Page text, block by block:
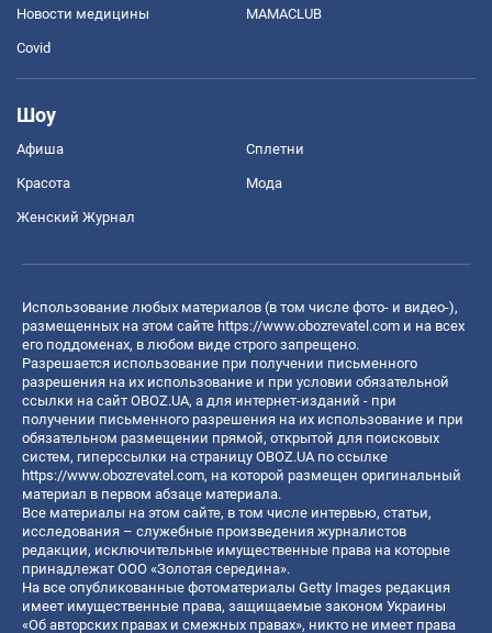
Новости медицины MAMACLUB
Covid
Шоу
Афиша Сплетни
Красота Мода
Женский Журнал
Использование любых материалов (в том числе фото- и видео-),
размещенных на этом сайте https://www.obozrevatel.com и на всех
его поддоменах, в любом виде строго запрещено.
Разрешается использование при получении письменного
разрешения на их использование и при условии обязательной
ссылки на сайт OBOZ.UA, а для интернет-изданий - при
получении письменного разрешения на их использование и при
обязательном размещении прямой, открытой для поисковых
систем, гиперссылки на страницу OBOZ.UA по ссылке
https://www.obozrevatel.com, на которой размещен оригинальный
материал в первом абзаце материала.
Все материалы на этом сайте, в том числе интервью, статьи,
исследования – служебные произведения журналистов
редакции, исключительные имущественные права на которые
принадлежат ООО «Золотая середина».
На все опубликованные фотоматериалы Getty Images редакция
имеет имущественные права, защищаемые законом Украины
«Об авторских правах и смежных правах», никто не имеет права